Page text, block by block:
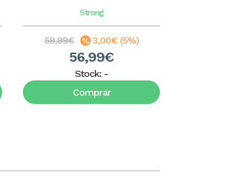
Strong
59,99€ 3,00€ (5%)
56,99€
Stock: -
Comprar